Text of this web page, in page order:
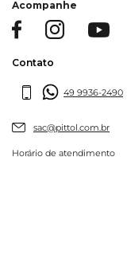
Acompanhe
Contato
49 9936-2490
sac@pittol.com.br
Horário de atendimento